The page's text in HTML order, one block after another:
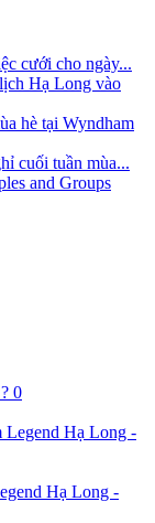
cưới cho ngày...
Hạ Long vào
hè tại Wyndham
cuối tuần mùa...
and Groups
0
Hạ Long -